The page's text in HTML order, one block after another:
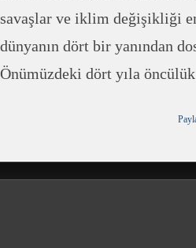
savaşlar ve iklim değişikliği
dünyanın dört bir yanından
Önümüzdeki dört yıla